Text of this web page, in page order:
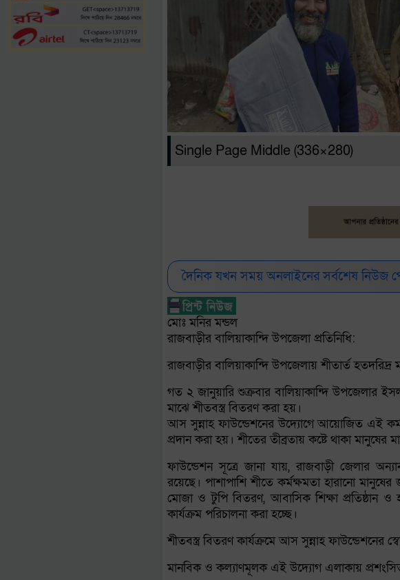
Single Page Middle (336×280)
দৈনিক যখন সময় অনলাইনের সর্বশেষ
মোঃ মনির মন্ডল
রাজবাড়ীর বালিয়াকান্দি উপজেলা প্রতিনিধি:
রাজবাড়ীর বালিয়াকান্দি উপজেলায় শীতার্ত
গত ২ জানুয়ারি শুক্রবার বালিয়াকান্দি উপজেলার
মাঝে শীতবস্ত্র বিতরণ করা হয়।
আস সুন্নাহ ফাউন্ডেশনের উদ্যোগে আয়োজিত এই
প্রদান করা হয়। শীতের তীব্রতায় কষ্টে থাকা
ফাউন্ডেশন সূত্রে জানা যায়, রাজবাড়ী জেলার
রয়েছে। পাশাপাশি শীতে কর্মক্ষমতা হারানো মানুষের
মোজা ও টুপি বিতরণ, আবাসিক শিক্ষা প্রতিষ্ঠান ও
কার্যক্রম পরিচালনা করা হচ্ছে।
শীতবস্ত্র বিতরণ কার্যক্রমে আস সুন্নাহ ফাউন্ডেশনের
মানবিক ও কল্যাণমূলক এই উদ্যোগ এলাকায়